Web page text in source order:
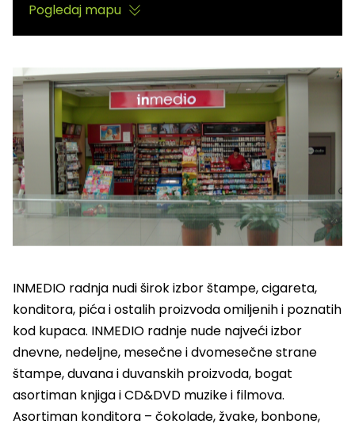
Pogledaj mapu
INMEDIO radnja nudi širok izbor štampe, cigareta,
konditora, pića i ostalih proizvoda omiljenih i poznatih
kod kupaca. INMEDIO radnje nude najveći izbor
dnevne, nedeljne, mesečne i dvomesečne strane
štampe, duvana i duvanskih proizvoda, bogat
asortiman knjiga i CD&DVD muzike i filmova.
Asortiman konditora – čokolade, žvake, bonbone,